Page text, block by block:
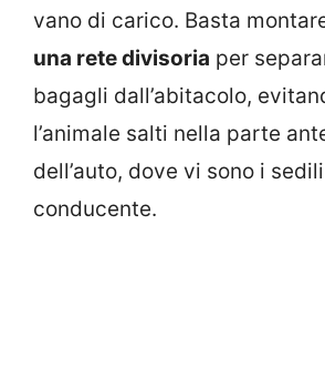
vano di carico. Basta
una rete divisoria per
bagagli dall’abitacolo,
l’animale salti nella parte
dell’auto, dove vi sono i
conducente.